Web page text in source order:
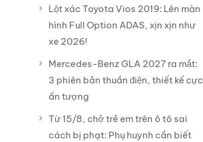
Lột xác Toyota Vios 2019: Lên màn
hình Full Option ADAS, xịn xịn như
xe 2026!
Mercedes-Benz GLA 2027 ra mắt:
3 phiên bản thuần điện, thiết kế cực
ấn tượng
Từ 15/8, chở trẻ em trên ô tô sai
cách bị phạt: Phụ huynh cần biết